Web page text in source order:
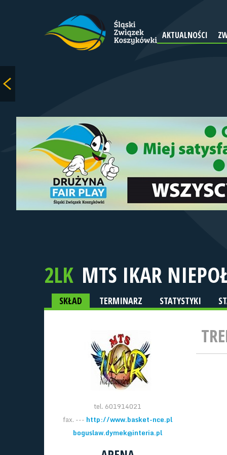
AKTUALNOŚCI
2LK MTS IKAR
SKŁAD TERMINARZ STATYSTYKI
tel. 601914021
fax. --- http://www.basket-nce.pl
boguslaw.dymek@interia.pl